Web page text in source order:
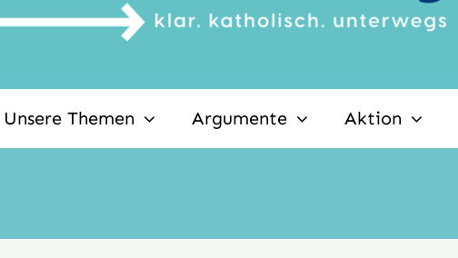
Unsere Themen Argumente Aktion